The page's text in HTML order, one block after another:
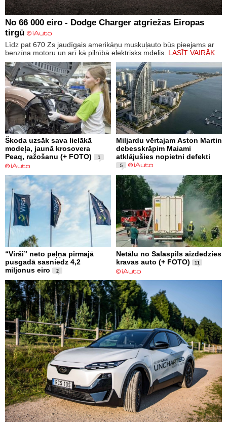
No 66 000 eiro - Dodge Charger atgriežas Eiropas
tirgū
Līdz pat 670 Zs jaudīgais amerikāņu muskuļauto būs pieejams ar
benzīna motoru un arī kā pilnībā elektrisks mdelis. LASĪT VAIRĀK
Škoda uzsāk sava lielākā
modeļa, jaunā krosovera
Peaq, ražošanu (+ FOTO)
1
Miljardu vērtajam Aston Martin
debesskrāpim Maiami
atklājušies nopietni defekti
5
“Virši” neto peļņa pirmajā
pusgadā sasniedz 4,2
miljonus eiro
2
Netālu no Salaspils aizdedzies
kravas auto (+ FOTO)
11